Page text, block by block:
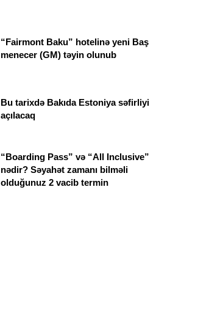
“Fairmont Baku” hotelinə yeni Baş
menecer (GM) təyin olunub
Bu tarixdə Bakıda Estoniya səfirliyi
açılacaq
“Boarding Pass” və “All Inclusive”
nədir? Səyahət zamanı bilməli
olduğunuz 2 vacib termin